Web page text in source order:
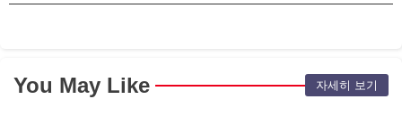
You May Like 자세히 보기